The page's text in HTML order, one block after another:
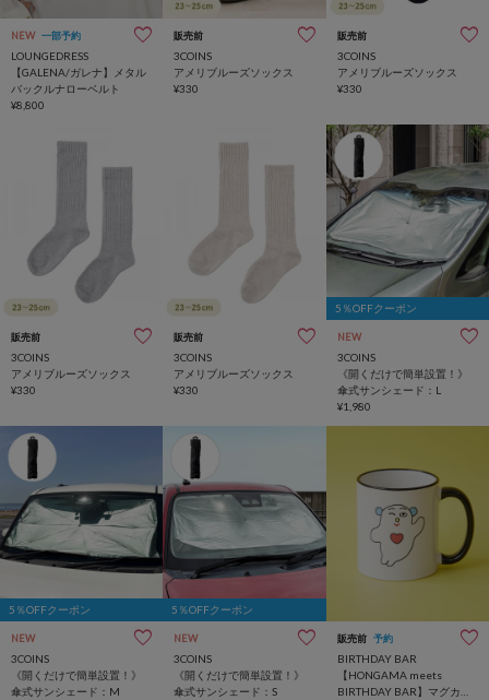
NEW 一部予約
LOUNGEDRESS
【GALENA/ガレナ】メタル
バックルナローベルト
¥8,800
販売前
3COINS
アメリブルーズソックス
¥330
販売前
3COINS
アメリブルーズソックス
¥330
販売前
3COINS
アメリブルーズソックス
¥330
販売前
3COINS
アメリブルーズソックス
¥330
5％OFFクーポン
NEW
3COINS
《開くだけで簡単設置！》
傘式サンシェード：L
¥1,980
5％OFFクーポン
NEW
3COINS
《開くだけで簡単設置！》
傘式サンシェード：M
5％OFFクーポン
NEW
3COINS
《開くだけで簡単設置！》
傘式サンシェード：S
販売前 予約
BIRTHDAY BAR
【HONGAMA meets
BIRTHDAY BAR】マグカッ